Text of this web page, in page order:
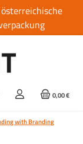
0,00 €
with Branding